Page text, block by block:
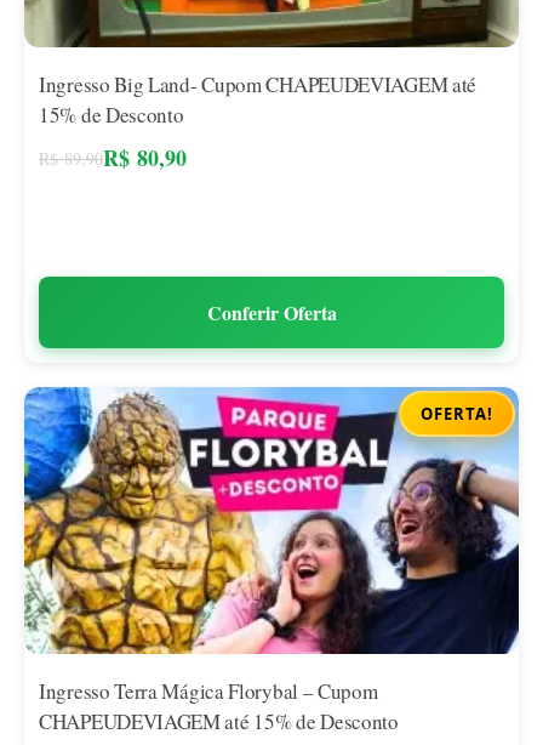
Ingresso Big Land- Cupom CHAPEUDEVIAGEM até
15% de Desconto
R$89,90R$ 80,90
Conferir Oferta
OFERTA!
Ingresso Terra Mágica Florybal – Cupom
CHAPEUDEVIAGEM até 15% de Desconto